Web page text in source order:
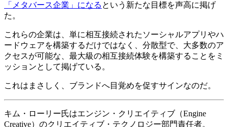
「メタバース企業」になる という新たな目標を声高に掲げ
た。
これらの企業は、単に相互接続されたソーシャルアプリやハ
ードウェアを構築するだけではなく、分散型で、大多数のア
クセスが可能な、最大級の相互接続体験を構築することをミ
ッションとして掲げている。
これはまさしく、ブランドへ目覚めを促すサインなのだ。
キム・ローリー氏はエンジン・クリエイティブ（Engine
Creative）のクリエイティブ・テクノロジー部門責任者。